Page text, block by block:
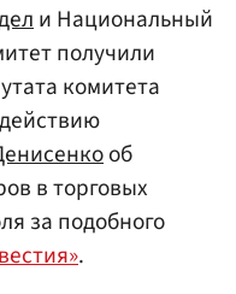
и Национальный
получили
комитета
об
в торговых
за подобного
.